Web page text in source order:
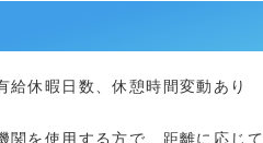
給休暇日数、休憩時間変動あり
関を使用する方で、距離に応じて